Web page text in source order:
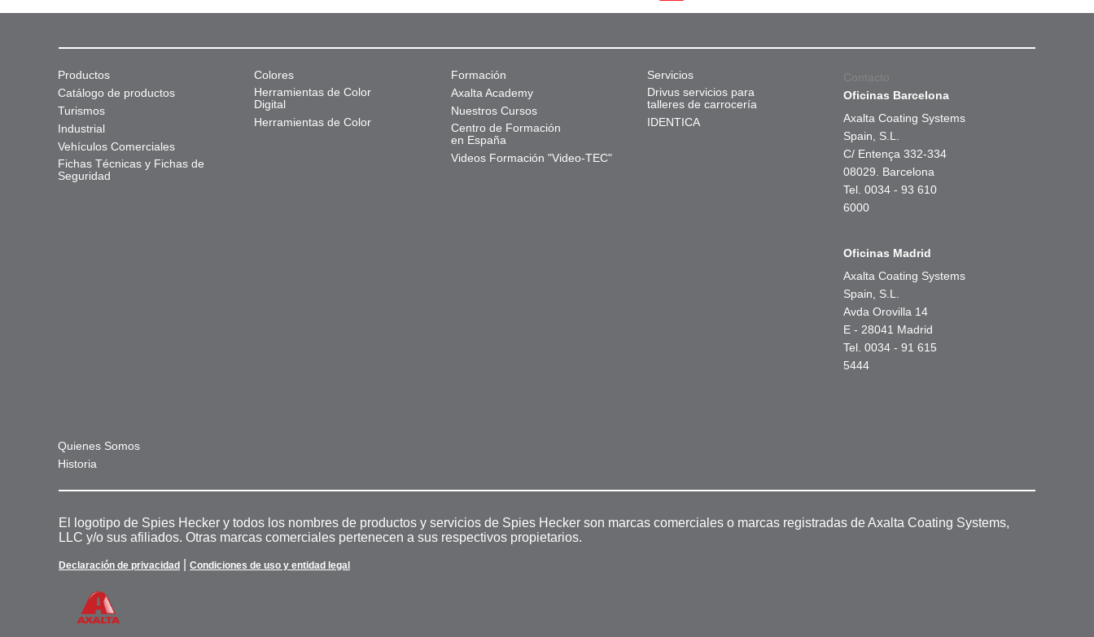
Productos
Catálogo de productos
Turismos
Industrial
Vehículos Comerciales
Fichas Técnicas y Fichas de
Seguridad
Colores
Herramientas de Color
Digital
Herramientas de Color
Formación
Axalta Academy
Nuestros Cursos
Centro de Formación
en España
Videos Formación "Video-TEC"
Servicios
Drivus servicios para
talleres de carrocería
IDENTICA
Quienes Somos
Historia
Contacto
Oficinas Barcelona
Axalta Coating Systems
Spain, S.L.
C/ Entença 332-334
08029. Barcelona
Tel. 0034 - 93 610
6000
Oficinas Madrid
Axalta Coating Systems
Spain, S.L.
Avda Orovilla 14
E - 28041 Madrid
Tel. 0034 - 91 615
5444
El logotipo de Spies Hecker y todos los nombres de productos y servicios de Spies Hecker son marcas comerciales o marcas registradas de Axalta Coating Systems,
LLC y/o sus afiliados. Otras marcas comerciales pertenecen a sus respectivos propietarios.
Declaración de privacidad Condiciones de uso y entidad legal